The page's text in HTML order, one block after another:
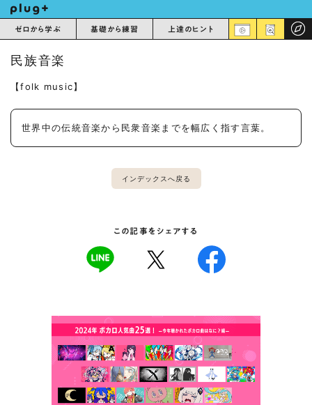
ゼロから学ぶ 基礎から練習 上達のヒント
民族音楽
【folk music】
世界中の伝統音楽から民衆音楽までを幅広く指す言葉。
インデックスへ戻る
この記事をシェアする